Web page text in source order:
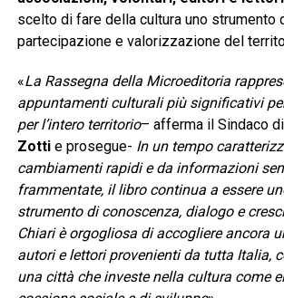
scelto di fare della cultura uno strumento
partecipazione e valorizzazione del
«La Rassegna della Microeditoria
appuntamenti culturali più significativi
per l’intero territorio– afferma il Sindaco
Zotti e prosegue- In un tempo
cambiamenti rapidi e da informazioni
frammentate, il libro continua a essere
strumento di conoscenza, dialogo e
Chiari è orgogliosa di accogliere ancora
autori e lettori provenienti da tutta Italia,
una città che investe nella cultura come